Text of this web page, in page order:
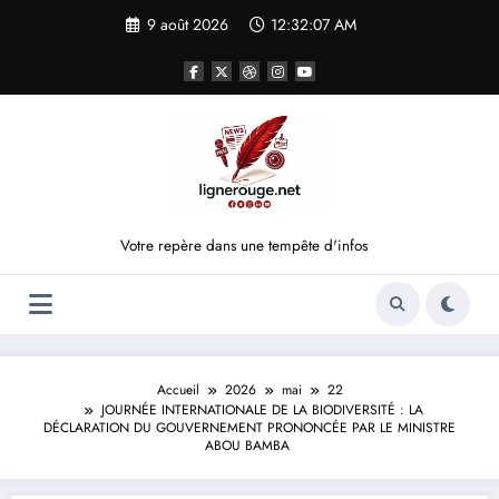
9 août 2026 12:32:08 AM
Votre repère dans une tempête d'infos
Accueil 2026 mai
22
JOURNÉE INTERNATIONALE DE LA BIODIVERSITÉ : LA
DÉCLARATION DU GOUVERNEMENT PRONONCÉE PAR LE MINISTRE
ABOU BAMBA